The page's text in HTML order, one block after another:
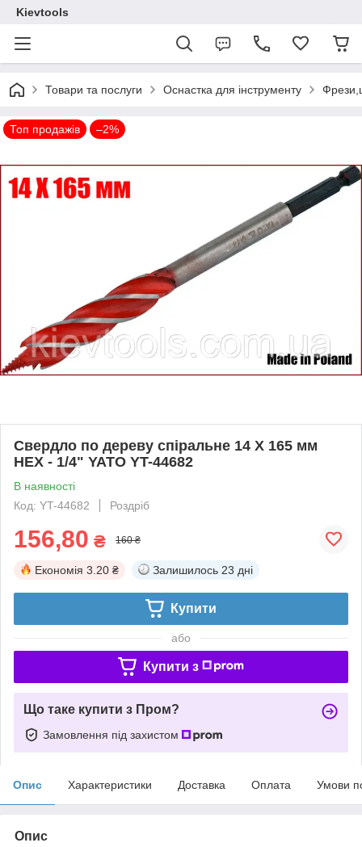
Kievtools
Товари та послуги Оснастка для інструменту
Топ продажів –2%
Свердло по дереву спіральне 14 X 165 мм
HEX - 1/4" YATO YT-44682
В наявності
Код: YT-44682
Роздріб
156,80 ₴ 160 ₴
Економія 3.20 ₴ Залишилось 23 дні
Купити
або
Купити з
Що таке купити з Пром?
Замовлення під захистом
Опис Характеристики Доставка Оплата Умови
Опис